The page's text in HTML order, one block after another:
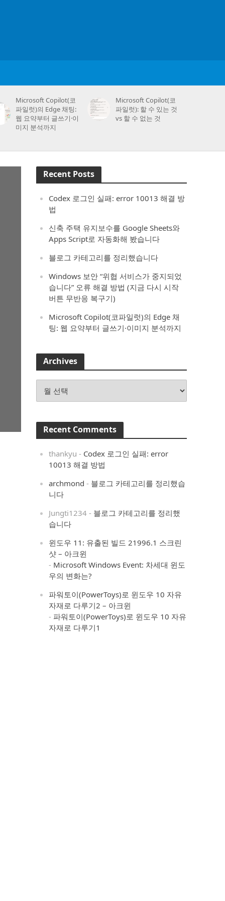
Microsoft Copilot(코
파일럿)의 Edge 채팅:
웹 요약부터 글쓰기·이
미지 분석까지
Microsoft Copilot(코
파일럿): 할 수 있는 것
vs 할 수 없는 것
Recent Posts
Codex 로그인 실패: error 10013 해결 방
법
신축 주택 유지보수를 Google Sheets와
Apps Script로 자동화해 봤습니다
블로그 카테고리를 정리했습니다
Windows 보안 “위협 서비스가 중지되었
습니다” 오류 해결 방법 (지금 다시 시작
버튼 무반응 복구기)
Microsoft Copilot(코파일럿)의 Edge 채
팅: 웹 요약부터 글쓰기·이미지 분석까지
Archives
Recent Comments
thankyu - Codex 로그인 실패: error
10013 해결 방법
archmond - 블로그 카테고리를 정리했습
니다
Jungti1234 - 블로그 카테고리를 정리했
습니다
윈도우 11: 유출된 빌드 21996.1 스크린
샷 – 아크윈
- Microsoft Windows Event: 차세대 윈도
우의 변화는?
파워토이(PowerToys)로 윈도우 10 자유
자재로 다루기2 – 아크윈
- 파워토이(PowerToys)로 윈도우 10 자유
자재로 다루기1